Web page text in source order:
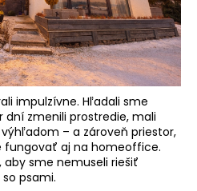
impulzívne. Hľadali sme
zmenili prostredie, mali
– a zároveň priestor,
aj na homeoffice.
aby sme nemuseli riešiť
psami.